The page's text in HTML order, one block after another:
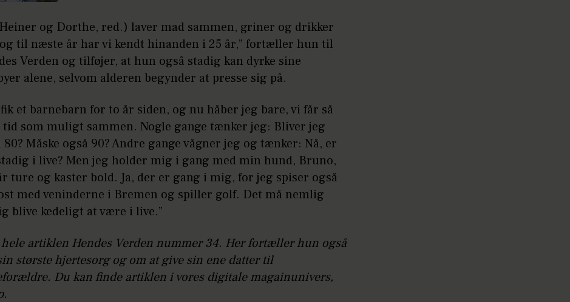
og Dorthe, red.) laver mad sammen, griner og drikker
til næste år har vi kendt hinanden i 25 år,” fortæller hun til
Verden og tilføjer, at hun også stadig kan dyrke sine
alene, selvom alderen begynder at presse sig på.
fik et barnebarn for to år siden, og nu håber jeg bare, vi får så
tid som muligt sammen. Nogle gange tænker jeg: Bliver jeg
80? Måske også 90? Andre gange vågner jeg og tænker: Nå, er
i live? Men jeg holder mig i gang med min hund, Bruno,
ture og kaster bold. Ja, der er gang i mig, for jeg spiser også
med veninderne i Bremen og spiller golf. Det må nemlig
blive kedeligt at være i live.”
artiklen Hendes Verden nummer 34. Her fortæller hun også
største hjertesorg og om at give sin ene datter til
Du kan finde artiklen i vores digitale magainunivers,